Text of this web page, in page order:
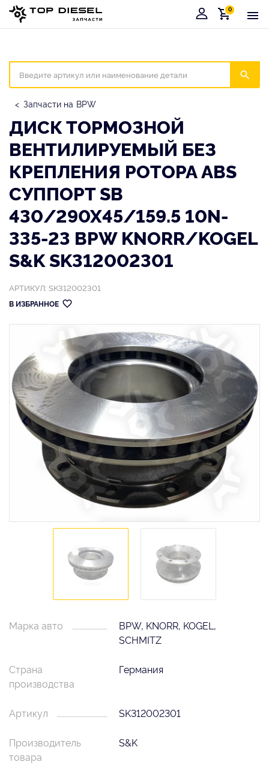
Корзина
0
Запчасти на BPW
ДИСК ТОРМОЗНОЙ
ВЕНТИЛИРУЕМЫЙ БЕЗ
КРЕПЛЕНИЯ РОТОРА ABS
СУППОРТ SB
430/290X45/159.5 10N-
335-23 BPW KNORR/KOGEL
S&K SK312002301
АРТИКУЛ: SK312002301
В ИЗБРАННОЕ
Марка авто
BPW, KNORR, KOGEL,
SCHMITZ
Страна
производства
Германия
Артикул SK312002301
Производитель
товара
S&K